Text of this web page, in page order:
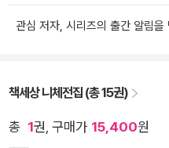
관심 저자, 시리즈의 출간 알림을
책세상 니체전집 (총 15권)
총 1권, 구매가 15,400원